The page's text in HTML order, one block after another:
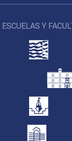
ESCUELAS Y